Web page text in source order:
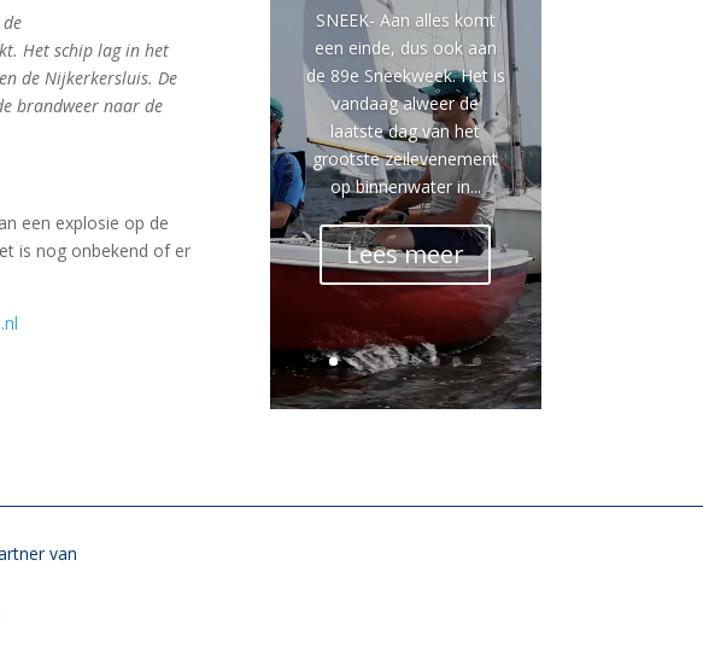
Het schip lag in het
de Nijkerkersluis. De
brandweer naar de
een explosie op de
is nog onbekend of er
SNEEK- Aan alles komt
een einde, dus ook aan
de 89e Sneekweek. Het is
vandaag alweer de
laatste dag van het
grootste zeilevenement
op binnenwater in...
Lees meer
van